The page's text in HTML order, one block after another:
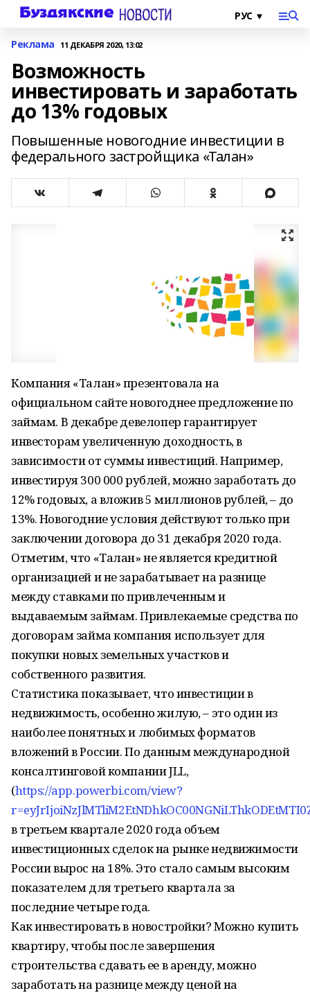
Реклама 11 ДЕКАБРЯ 2020, 13:02
Возможность
инвестировать и заработать
до 13% годовых
Повышенные новогодние инвестиции в
федерального застройщика «Талан»
Компания «Талан» презентовала на
официальном сайте новогоднее предложение по
займам. В декабре девелопер гарантирует
инвесторам увеличенную доходность, в
зависимости от суммы инвестиций. Например,
инвестируя 300 000 рублей, можно заработать до
12% годовых, а вложив 5 миллионов рублей, – до
13%. Новогодние условия действуют только при
заключении договора до 31 декабря 2020 года.
Отметим, что «Талан» не является кредитной
организацией и не зарабатывает на разнице
между ставками по привлеченным и
выдаваемым займам. Привлекаемые средства по
договорам займа компания использует для
покупки новых земельных участков и
собственного развития.
Статистика показывает, что инвестиции в
недвижимость, особенно жилую, – это один из
наиболее понятных и любимых форматов
вложений в России. По данным международной
консалтинговой компании JLL,
(https://app.powerbi.com/view?
в третьем квартале 2020 года объем
инвестиционных сделок на рынке недвижимости
России вырос на 18%. Это стало самым высоким
показателем для третьего квартала за
последние четыре года.
Как инвестировать в новостройки? Можно купить
квартиру, чтобы после завершения
строительства сдавать ее в аренду, можно
заработать на разнице между ценой на